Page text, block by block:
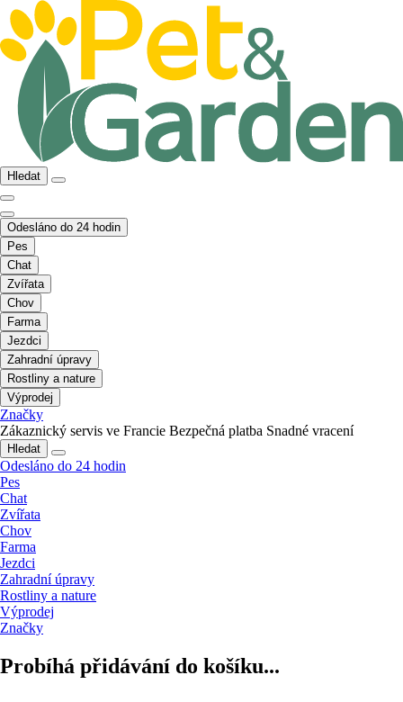
Hledat
Odesláno do 24 hodin
Pes
Chat
Zvířata
Chov
Farma
Jezdci
Zahradní úpravy
Rostliny a nature
Výprodej
Značky
Zákaznický servis ve Francie Bezpečná platba Snadné vracení
Hledat
Odesláno do 24 hodin
Pes
Chat
Zvířata
Chov
Farma
Jezdci
Zahradní úpravy
Rostliny a nature
Výprodej
Značky
Probíhá přidávání do košíku...